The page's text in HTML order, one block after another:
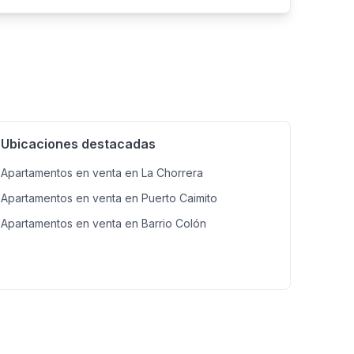
PH Sierra Club Residencial Este complejo
relajado y familiar. • Estacionamientos
con espacios de recreación y convivencia.
Ubicaciones destacadas
Apartamentos en venta en La Chorrera
Apartamentos en venta en Puerto Caimito
Apartamentos en venta en Barrio Colón